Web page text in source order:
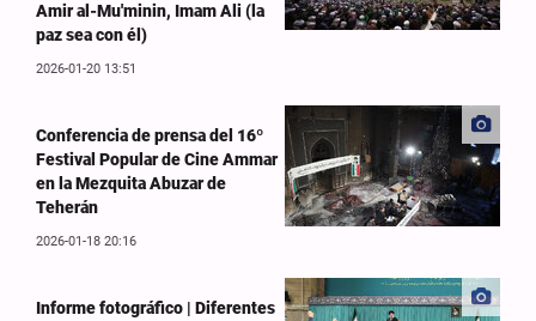
Amir al-Mu'minin, Imam Ali (la
paz sea con él)
2026-01-20 13:51
Conferencia de prensa del 16º
Festival Popular de Cine Ammar
en la Mezquita Abuzar de
Teherán
2026-01-18 20:16
Informe fotográfico | Diferentes